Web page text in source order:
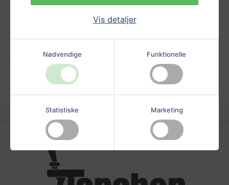
Vis detaljer
Nødvendige Funktionelle
Statistiske Marketing